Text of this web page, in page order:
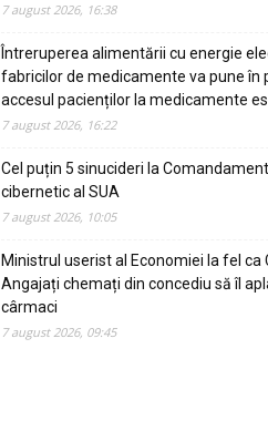
7 august 2026, 16:38
Întreruperea alimentării cu energie
fabricilor de medicamente va pune în
accesul pacienților la medicamente
7 august 2026, 16:22
Cel puțin 5 sinucideri la
cibernetic al SUA
7 august 2026, 10:05
Ministrul userist al Economiei la fel ca
Angajați chemați din concediu să îl
cârmaci
7 august 2026, 09:45